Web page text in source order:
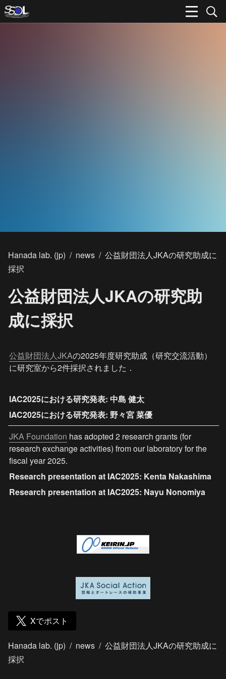
Hanada lab. (jp) / news / 公益財団法人JKAの研究助成に
採択
公益財団法人JKAの研究助
成に採択
公益財団法人JKAの2025年度研究助成（研究交流活動）
に研究室から2件採択されました．
IAC2025における研究発表: 中島 健太
JKA Foundation has adopted 2 research grants (for
research exchange activities) from our laboratory for the
fiscal year 2025.
Research presentation at IAC2025: Kenta Nakashima
Research presentation at IAC2025: Nayu Nonomiya
Xでポスト
Hanada lab. (jp) / news / 公益財団法人JKAの研究助成に
採択